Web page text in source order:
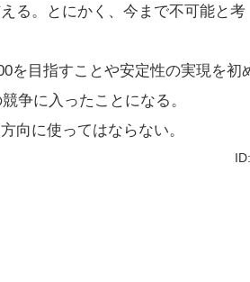
る。とにかく、今まで不可能と考
を目指すことや安定性の実現を初
争に入ったことになる。
向に使ってはならない。